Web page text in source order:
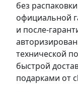
без
официальной
и после-
технической
быстрой
подарками от